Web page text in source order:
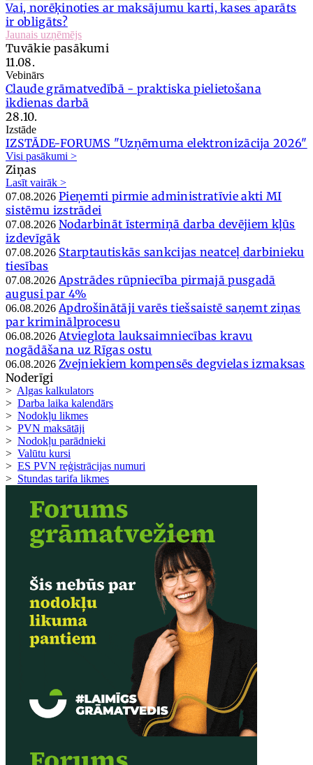
Vai, norēķinoties ar maksājumu karti, kases aparāts
ir obligāts?
Jaunais uzņēmējs
Tuvākie pasākumi
11.08.
Vebinārs
Claude grāmatvedībā - praktiska pielietošana
ikdienas darbā
28.10.
Izstāde
IZSTĀDE-FORUMS "Uzņēmuma elektronizācija 2026"
Visi pasākumi >
Ziņas
Lasīt vairāk >
07.08.2026 Pieņemti pirmie administratīvie akti MI
sistēmu izstrādei
07.08.2026 Nodarbināt īstermiņā darba devējiem kļūs
izdevīgāk
07.08.2026 Starptautiskās sankcijas neatceļ darbinieku
tiesības
07.08.2026 Apstrādes rūpniecība pirmajā pusgadā
augusi par 4%
06.08.2026 Apdrošinātāji varēs tiešsaistē saņemt ziņas
par kriminālprocesu
06.08.2026 Atvieglota lauksaimniecības kravu
nogādāšana uz Rīgas ostu
06.08.2026 Zvejniekiem kompensēs degvielas izmaksas
Noderīgi
> Algas kalkulators
> Darba laika kalendārs
> Nodokļu likmes
> PVN maksātāji
> Nodokļu parādnieki
> Valūtu kursi
> ES PVN reģistrācijas numuri
> Stundas tarifa likmes